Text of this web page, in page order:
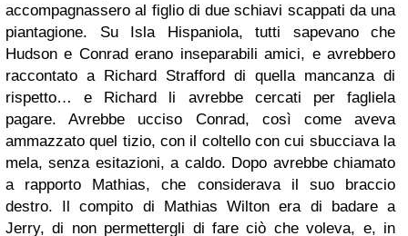
accompagnassero al figlio di due schiavi scappati da una
piantagione. Su Isla Hispaniola, tutti sapevano che
Hudson e Conrad erano inseparabili amici, e avrebbero
raccontato a Richard Strafford di quella mancanza di
rispetto… e Richard li avrebbe cercati per fagliela
pagare. Avrebbe ucciso Conrad, così come aveva
ammazzato quel tizio, con il coltello con cui sbucciava la
mela, senza esitazioni, a caldo. Dopo avrebbe chiamato
a rapporto Mathias, che considerava il suo braccio
destro. Il compito di Mathias Wilton era di badare a
Jerry, di non permettergli di fare ciò che voleva, e, in